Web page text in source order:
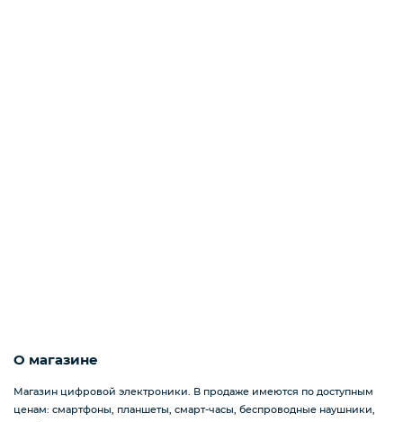
О магазине
Магазин цифровой электроники. В продаже имеются по доступным
ценам: смартфоны, планшеты, смарт-часы, беспроводные наушники,